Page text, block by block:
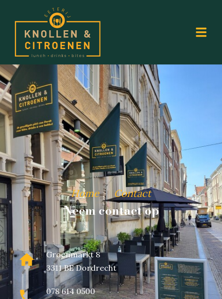
Home Contact
Neem contact op
Groenmarkt 8
3311 BE Dordrecht
078 614 0500